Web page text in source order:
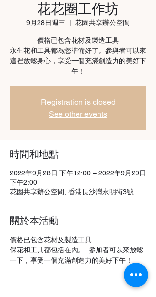
花花圈工作坊
9月28日週三 花園共享辦公空間
價格已包含花材及製造工具
永生花和工具都為您準備好了。參與者可以來
這裡放鬆身心，享受一個充滿創造力的美好下
午！
Registration is closed
See other events
時間和地點
2022年9月28日 下午12:00 – 2022年9月29日
下午2:00
花園共享辦公空間, 香港長沙灣永明街3號
關於本活動
價格已包含花材及製造工具
保花和工具都包括在內。  參加者可以來放鬆
一下，享受一個充滿創造力的美好下午！